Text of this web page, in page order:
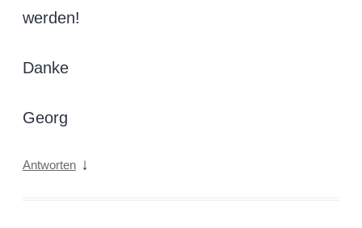
werden!
Danke
Georg
Antworten ↓